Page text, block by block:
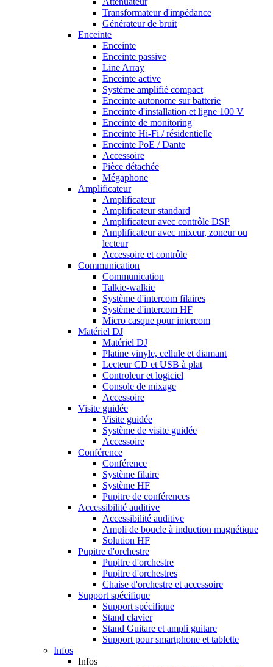
Transformateur d'impédance
Générateur de bruit
Enceinte
Enceinte
Enceinte passive
Line Array
Enceinte active
Système amplifié compact
Enceinte autonome sur batterie
Enceinte d'installation et ligne 100 V
Enceinte de monitoring
Enceinte Hi-Fi / résidentielle
Enceinte PoE / Dante
Accessoire
Pièce détachée
Mégaphone
Amplificateur
Amplificateur
Amplificateur standard
Amplificateur avec contrôle DSP
Amplificateur avec mixeur, zoneur ou
lecteur
Accessoire et contrôle
Communication
Communication
Talkie-walkie
Système d'intercom filaires
Système d'intercom HF
Micro casque pour intercom
Matériel DJ
Matériel DJ
Platine vinyle, cellule et diamant
Lecteur CD et USB à plat
Controleur et logiciel
Console de mixage
Accessoire
Visite guidée
Visite guidée
Système de visite guidée
Accessoire
Conférence
Conférence
Système filaire
Système HF
Pupitre de conférences
Accessibilité auditive
Accessibilité auditive
Ampli de boucle à induction magnétique
Solution HF
Pupitre d'orchestre
Pupitre d'orchestre
Pupitre d'orchestres
Chaise d'orchestre et accessoire
Support spécifique
Support spécifique
Stand clavier
Stand Guitare et ampli guitare
Support pour smartphone et tablette
Infos
Infos